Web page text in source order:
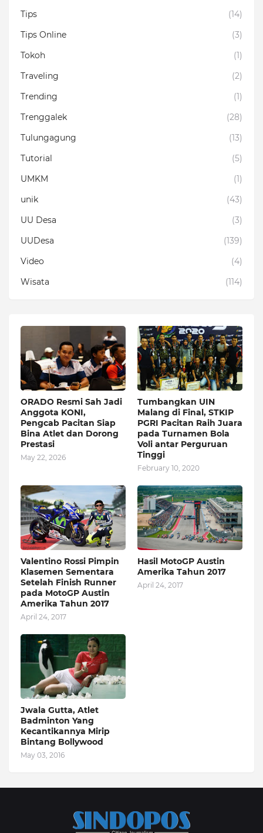
Tips
(14)
Tips Online
(3)
Tokoh
(1)
Traveling
(2)
Trending
(1)
Trenggalek
(28)
Tulungagung
(13)
Tutorial
(5)
UMKM
(1)
unik
(43)
UU Desa
(3)
UUDesa
(139)
Video
(4)
Wisata
(114)
ORADO Resmi Sah Jadi
Anggota KONI,
Pengcab Pacitan Siap
Bina Atlet dan Dorong
Prestasi
May 22, 2026
Tumbangkan UIN
Malang di Final, STKIP
PGRI Pacitan Raih Juara
pada Turnamen Bola
Voli antar Perguruan
Tinggi
February 10, 2020
Valentino Rossi Pimpin
Klasemen Sementara
Setelah Finish Runner
pada MotoGP Austin
Amerika Tahun 2017
April 24, 2017
Hasil MotoGP Austin
Amerika Tahun 2017
April 24, 2017
Jwala Gutta, Atlet
Badminton Yang
Kecantikannya Mirip
Bintang Bollywood
May 03, 2016